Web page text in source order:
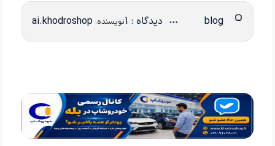
دیدگاه : 1 نویسنده:ai.khodroshop